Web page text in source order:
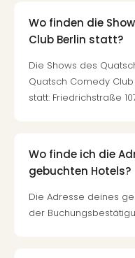
Wo finden die
Club Berlin statt?
Die Shows des
Quatsch Comedy
statt: Friedrichstraße
Wo finde ich die
gebuchten Hotels?
Die Adresse deines
der